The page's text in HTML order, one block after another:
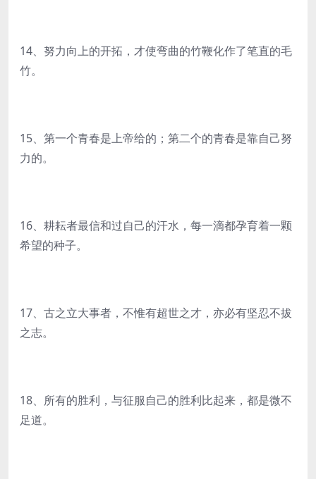
14、努力向上的开拓，才使弯曲的竹鞭化作了笔直的毛
竹。
15、第一个青春是上帝给的；第二个的青春是靠自己努
力的。
16、耕耘者最信和过自己的汗水，每一滴都孕育着一颗
希望的种子。
17、古之立大事者，不惟有超世之才，亦必有坚忍不拔
之志。
18、所有的胜利，与征服自己的胜利比起来，都是微不
足道。